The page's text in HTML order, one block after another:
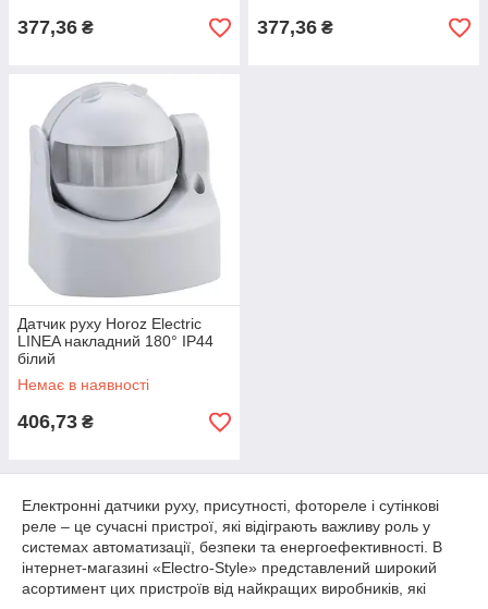
377,36 ₴ 377,36 ₴
Датчик руху Horoz Electric
LINEA накладний 180° IP44
білий
Немає в наявності
406,73 ₴
Електронні датчики руху, присутності, фотореле і сутінкові
реле – це сучасні пристрої, які відіграють важливу роль у
системах автоматизації, безпеки та енергоефективності. В
інтернет-магазині «Electro-Style» представлений широкий
асортимент цих пристроїв від найкращих виробників, які